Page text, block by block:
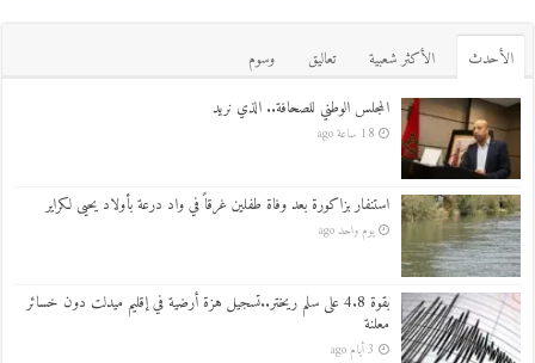
اﻷحدث اﻷكثر شعبية تعاليق
وسوم
المجلس الوطني للصحافة.. الذي نريد
18 ساعة ago
استنفار بزاكورة بعد وفاة طفلين غرقاً في واد درعة بأولاد يحيى لكراير
يوم واحد ago
بقوة 4.8 على سلم ريختر..تسجيل هزة أرضية في إقليم ميدلت دون خسائر
معلنة
3 أيام ago